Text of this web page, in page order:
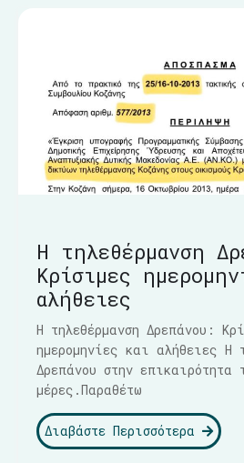
Η τηλεθέρμανση
Κρίσιμες
αλήθειες
Η τηλεθέρμανση Δρεπάνου:
ημερομηνίες και αλήθειες Η
Δρεπάνου στην επικαιρότητα
μέρες.Παραθέτω
Διαβάστε Περισσότερα